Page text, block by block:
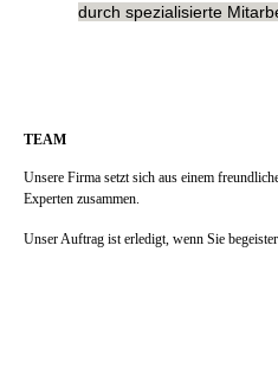
durch spezialisierte
TEAM
Unsere Firma setzt sich aus einem
Experten zusammen.
Unser Auftrag ist erledigt, wenn Sie